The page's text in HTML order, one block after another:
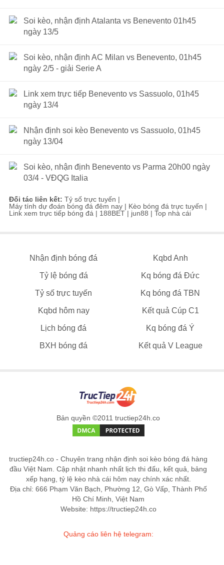
Soi kèo, nhận định Atalanta vs Benevento 01h45
ngày 13/5
Soi kèo, nhận định AC Milan vs Benevento, 01h45
ngày 2/5 - giải Serie A
Link xem trực tiếp Benevento vs Sassuolo, 01h45
ngày 13/4
Nhận định soi kèo Benevento vs Sassuolo, 01h45
ngày 13/04
Soi kèo, nhận định Benevento vs Parma 20h00 ngày
03/4 - VĐQG Italia
Đối tác liên kết: Tỷ số trực tuyến |
Máy tính dự đoán bóng đá đêm nay | Kèo bóng đá trực tuyến |
Link xem trực tiếp bóng đá | 188BET | jun88 | Top nhà cái
Nhận định bóng đá Kqbd Anh
Tỷ lệ bóng đá Kq bóng đá Đức
Tỷ số trực tuyến Kq bóng đá TBN
Kqbd hôm nay Kết quả Cúp C1
Lịch bóng đá Kq bóng đá Ý
BXH bóng đá Kết quả V League
Bản quyền ©2011 tructiep24h.co
tructiep24h.co - Chuyên trang nhận định soi kèo bóng đá hàng
đầu Việt Nam. Cập nhật nhanh nhất lịch thi đấu, kết quả, bảng
xếp hạng, tỷ lệ kèo nhà cái hôm nay chính xác nhất.
Địa chỉ: 666 Phạm Văn Bạch, Phường 12, Gò Vấp, Thành Phố
Hồ Chí Minh, Việt Nam
Website: https://tructiep24h.co
Quảng cáo liên hệ telegram: